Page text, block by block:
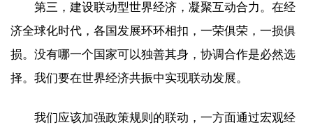
第三，建设联动型世界经济，凝聚互动合力。在经
济全球化时代，各国发展环环相扣，一荣俱荣，一损俱
损。没有哪一个国家可以独善其身，协调合作是必然选
择。我们要在世界经济共振中实现联动发展。
我们应该加强政策规则的联动，一方面通过宏观经